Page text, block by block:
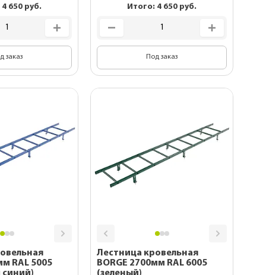
4 650 руб.
заказ
Итого: 4 650 руб.
Под заказ
синий)
Лестница кровельная
BORGE 2700мм RAL 6005
(зеленый)